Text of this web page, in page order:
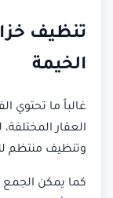
تنظيف
الخيمة
غالباً ما تحتوي
العقار
وتنظيف منتظم
كما يمكن الجمع